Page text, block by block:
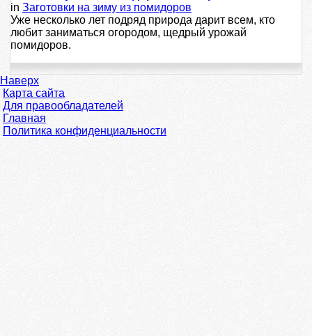
in Заготовки на зиму из помидоров
Уже несколько лет подряд природа дарит всем, кто
любит заниматься огородом, щедрый урожай
помидоров.
Наверх
Карта сайта
Для правообладателей
Главная
Политика конфиденциальности